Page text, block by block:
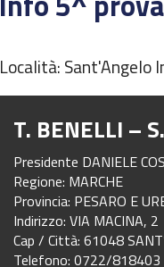
Località: Sant'Angelo
T. BENELLI –
Presidente DANIELE
Regione: MARCHE
Provincia: PESARO E
Indirizzo: VIA MACINA, 2
Cap / Città: 61048
Telefono: 0722/818403